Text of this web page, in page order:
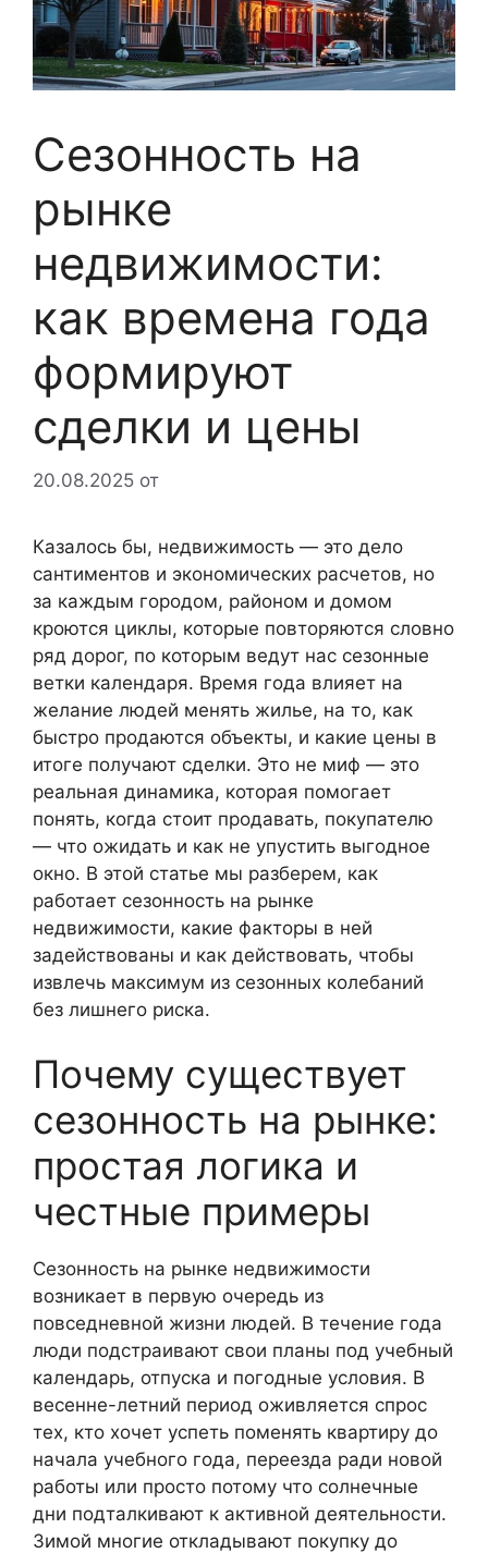
Сезонность на
рынке
недвижимости:
как времена года
формируют
сделки и цены
20.08.2025 от
Казалось бы, недвижимость — это дело
сантиментов и экономических расчетов, но
за каждым городом, районом и домом
кроются циклы, которые повторяются словно
ряд дорог, по которым ведут нас сезонные
ветки календаря. Время года влияет на
желание людей менять жилье, на то, как
быстро продаются объекты, и какие цены в
итоге получают сделки. Это не миф — это
реальная динамика, которая помогает
понять, когда стоит продавать, покупателю
— что ожидать и как не упустить выгодное
окно. В этой статье мы разберем, как
работает сезонность на рынке
недвижимости, какие факторы в ней
задействованы и как действовать, чтобы
извлечь максимум из сезонных колебаний
без лишнего риска.
Почему существует
сезонность на рынке:
простая логика и
честные примеры
Сезонность на рынке недвижимости
возникает в первую очередь из
повседневной жизни людей. В течение года
люди подстраивают свои планы под учебный
календарь, отпуска и погодные условия. В
весенне-летний период оживляется спрос
тех, кто хочет успеть поменять квартиру до
начала учебного года, переезда ради новой
работы или просто потому что солнечные
дни подталкивают к активной деятельности.
Зимой многие откладывают покупку до